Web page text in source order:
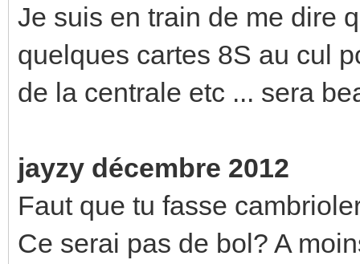
Je suis en train de me dire
quelques cartes 8S au cul
de la centrale etc ... sera
jayzy décembre 2012
Faut que tu fasse
Ce serai pas de bol? A